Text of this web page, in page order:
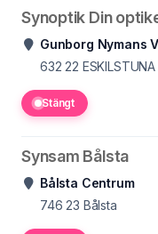
Synoptik Din
Gunborg Nymans
632 22 ESKILSTUNA
Stängt
Synsam Bålsta
Bålsta Centrum
746 23 Bålsta